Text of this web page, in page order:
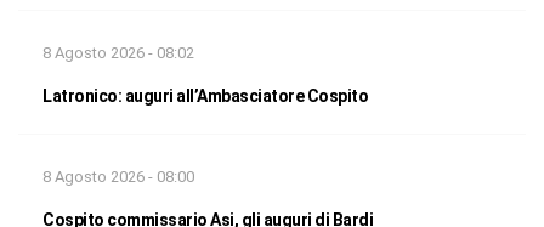
8 Agosto 2026 - 08:02
Latronico: auguri all’Ambasciatore Cospito
8 Agosto 2026 - 08:00
Cospito commissario Asi, gli auguri di Bardi